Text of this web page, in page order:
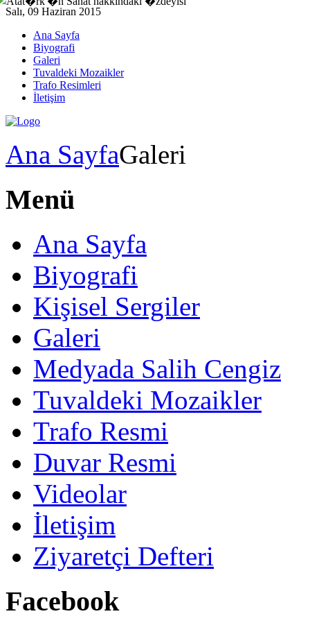
Salı, 09 Haziran 2015
Ana Sayfa
Biyografi
Galeri
Tuvaldeki Mozaikler
Trafo Resimleri
İletişim
Ana SayfaGaleri
Menü
Ana Sayfa
Biyografi
Kişisel Sergiler
Galeri
Medyada Salih Cengiz
Tuvaldeki Mozaikler
Trafo Resmi
Duvar Resmi
Videolar
İletişim
Ziyaretçi Defteri
Facebook